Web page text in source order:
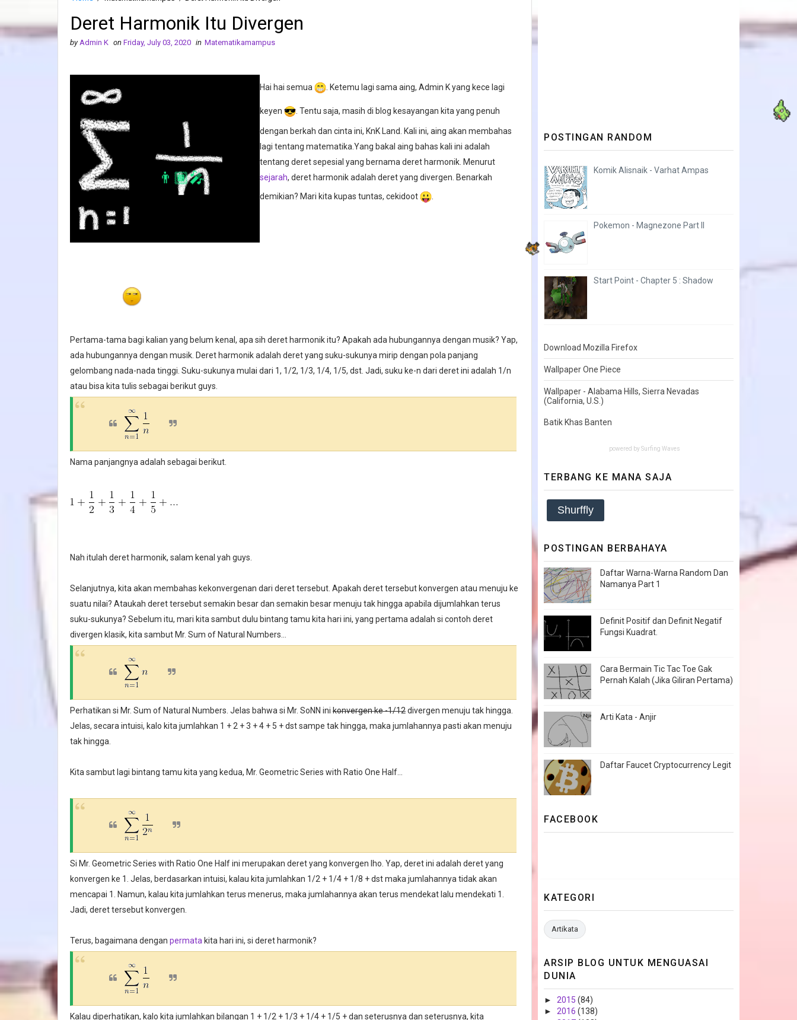
Deret Harmonik Itu Divergen
by Admin K on Friday, July 03, 2020 in Matematikamampus
Hai hai semua . Ketemu lagi sama aing, Admin K yang kece lagi
keyen . Tentu saja, masih di blog kesayangan kita yang penuh
dengan berkah dan cinta ini, KnK Land. Kali ini, aing akan membahas
lagi tentang matematika.Yang bakal aing bahas kali ini adalah
tentang deret sepesial yang bernama deret harmonik. Menurut
sejarah, deret harmonik adalah deret yang divergen. Benarkah
demikian? Mari kita kupas tuntas, cekidoot
Pertama-tama bagi kalian yang belum kenal, apa sih deret harmonik itu? Apakah ada hubungannya dengan musik? Yap,
ada hubungannya dengan musik. Deret harmonik adalah deret yang suku-sukunya mirip dengan pola panjang
gelombang nada-nada tinggi. Suku-sukunya mulai dari 1, 1/2, 1/3, 1/4, 1/5, dst. Jadi, suku ke-n dari deret ini adalah 1/n
atau bisa kita tulis sebagai berikut guys.
Nama panjangnya adalah sebagai berikut.
Nah itulah deret harmonik, salam kenal yah guys.
Selanjutnya, kita akan membahas kekonvergenan dari deret tersebut. Apakah deret tersebut konvergen atau menuju ke
suatu nilai? Ataukah deret tersebut semakin besar dan semakin besar menuju tak hingga apabila dijumlahkan terus
suku-sukunya? Sebelum itu, mari kita sambut dulu bintang tamu kita hari ini, yang pertama adalah si contoh deret
divergen klasik, kita sambut Mr. Sum of Natural Numbers...
Perhatikan si Mr. Sum of Natural Numbers. Jelas bahwa si Mr. SoNN ini konvergen ke -1/12divergen menuju tak hingga.
Jelas, secara intuisi, kalo kita jumlahkan 1 + 2 + 3 + 4 + 5 + dst sampe tak hingga, maka jumlahannya pasti akan menuju
tak hingga.
Kita sambut lagi bintang tamu kita yang kedua, Mr. Geometric Series with Ratio One Half...
Si Mr. Geometric Series with Ratio One Half ini merupakan deret yang konvergen lho. Yap, deret ini adalah deret yang
konvergen ke 1. Jelas, berdasarkan intuisi, kalau kita jumlahkan 1/2 + 1/4 + 1/8 + dst maka jumlahannya tidak akan
mencapai 1. Namun, kalau kita jumlahkan terus menerus, maka jumlahannya akan terus mendekat lalu mendekati 1.
Jadi, deret tersebut konvergen.
Terus, bagaimana dengan permata kita hari ini, si deret harmonik?
Kalau diperhatikan, kalo kita jumlahkan bilangan 1 + 1/2 + 1/3 + 1/4 + 1/5 + dan seterusnya dan seterusnya, kita
POSTINGAN RANDOM
Komik Alisnaik - Varhat Ampas
Pokemon - Magnezone Part II
Start Point - Chapter 5 : Shadow
Download Mozilla Firefox
Wallpaper One Piece
Wallpaper - Alabama Hills, Sierra Nevadas
(California, U.S.)
Batik Khas Banten
powered by Surfing Waves
TERBANG KE MANA SAJA
Shurffly
POSTINGAN BERBAHAYA
Daftar Warna-Warna Random Dan
Namanya Part 1
Definit Positif dan Definit Negatif
Fungsi Kuadrat.
Cara Bermain Tic Tac Toe Gak
Pernah Kalah (Jika Giliran Pertama)
Arti Kata - Anjir
Daftar Faucet Cryptocurrency Legit
FACEBOOK
KATEGORI
Artikata
ARSIP BLOG UNTUK MENGUASAI
DUNIA
► 2015 (84)
► 2016 (138)